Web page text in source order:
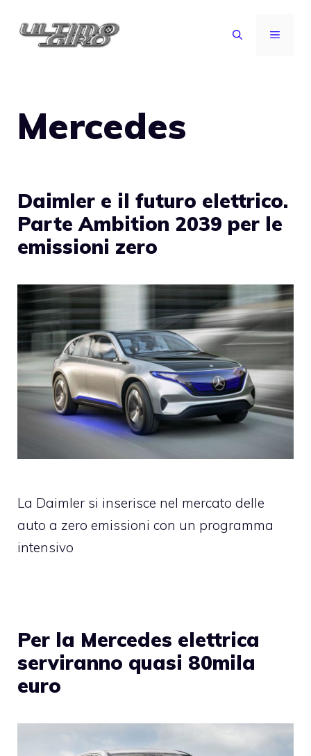
MENU
Mercedes
Daimler e il futuro elettrico.
Parte Ambition 2039 per le
emissioni zero
La Daimler si inserisce nel mercato delle
auto a zero emissioni con un programma
intensivo
Per la Mercedes elettrica
serviranno quasi 80mila
euro